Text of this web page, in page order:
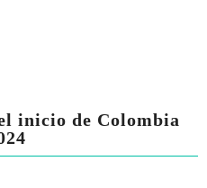
inicio de Colombia